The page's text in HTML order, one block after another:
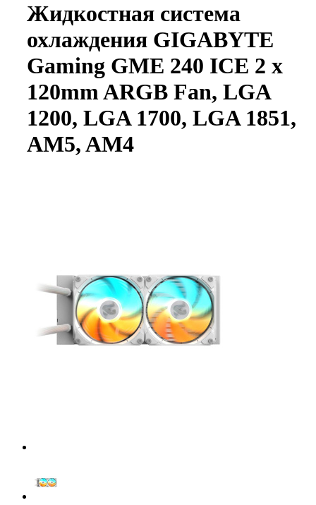
Жидкостная система
охлаждения GIGABYTE
Gaming GME 240 ICE 2 x
120mm ARGB Fan, LGA
1200, LGA 1700, LGA 1851,
AM5, AM4